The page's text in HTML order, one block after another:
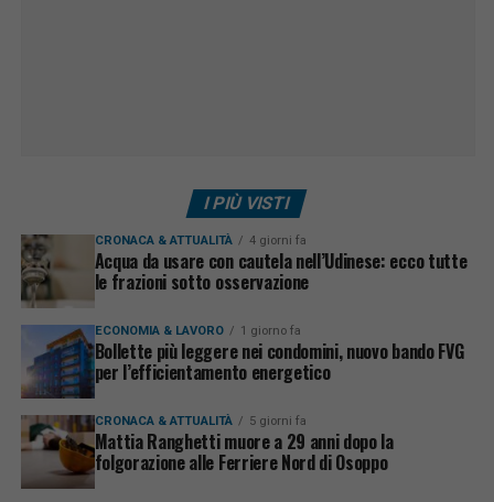
I PIÙ VISTI
CRONACA & ATTUALITÀ 4 giorni fa
Acqua da usare con cautela nell’Udinese: ecco tutte
le frazioni sotto osservazione
ECONOMIA & LAVORO 1 giorno fa
Bollette più leggere nei condomini, nuovo bando FVG
per l’efficientamento energetico
CRONACA & ATTUALITÀ 5 giorni fa
Mattia Ranghetti muore a 29 anni dopo la
folgorazione alle Ferriere Nord di Osoppo